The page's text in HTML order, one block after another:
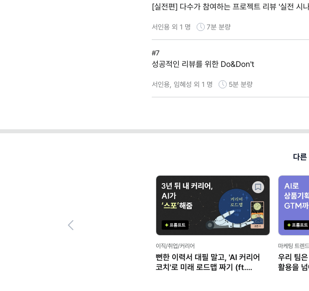
[실전편] 다수가 참여하는 프로젝트 리뷰 '실전 시
서인용 외 1 명 7분 분량
#7
성공적인 리뷰를 위한 Do&Don't
서인용, 임혜성 외 1 명 5분 분량
다
이직/취업/커리어
뻔한 이력서 대필 말고, 'AI 커리어
코치'로 미래 로드맵 짜기 (ft.
마케팅 트렌
우리 팀
활용을